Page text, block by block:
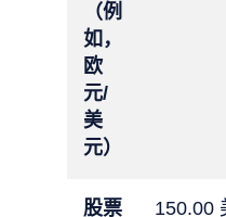
（例
如，
欧
元/
美
元）
股票
150.00